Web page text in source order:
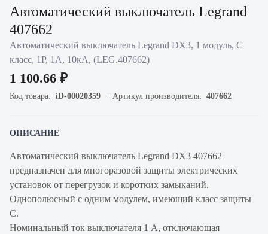
Автоматический выключатель Legrand
407662
Автоматический выключатель Legrand DX3, 1 модуль, C
класс, 1P, 1А, 10кА, (LEG.407662)
1 100.66 ₽
Код товара: iD-00020359 Артикул производителя: 407662
ОПИСАНИЕ
Автоматический выключатель Legrand DX3 407662
предназначен для многоразовой защиты электрических
установок от перегрузок и коротких замыканий.
Однополюсный с одним модулем, имеющий класс защиты
С.
Номинальный ток выключателя 1 А, отключающая